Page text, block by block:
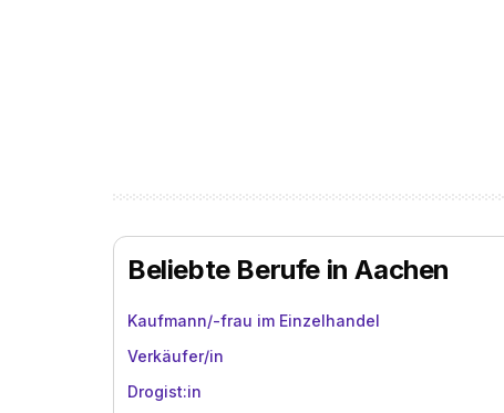
Beliebte Berufe in Aachen
Kaufmann/-frau im Einzelhandel
Verkäufer/in
Drogist:in